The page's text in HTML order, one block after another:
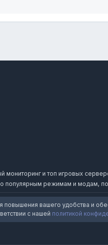
мониторинг и топ игровых
популярным режимам и модам,
повышения вашего удобства и
с нашей политикой